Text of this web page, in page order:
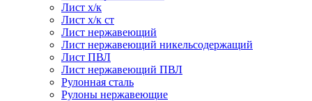
Лист х/к
Лист х/к ст
Лист нержавеющий
Лист нержавеющий никельсодержащий
Лист ПВЛ
Лист нержавеющий ПВЛ
Рулонная сталь
Рулоны нержавеющие